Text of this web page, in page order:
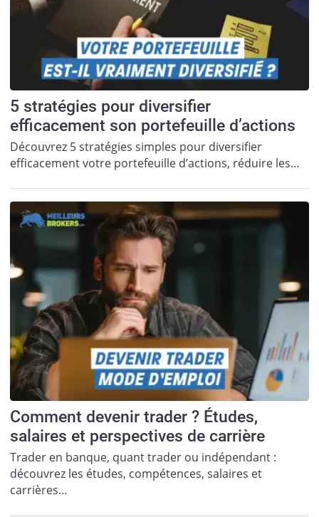
5 stratégies pour diversifier
efficacement son portefeuille d’actions
Découvrez 5 stratégies simples pour diversifier
efficacement votre portefeuille d’actions, réduire les…
Comment devenir trader ? Études,
salaires et perspectives de carrière
Trader en banque, quant trader ou indépendant :
découvrez les études, compétences, salaires et
carrières…